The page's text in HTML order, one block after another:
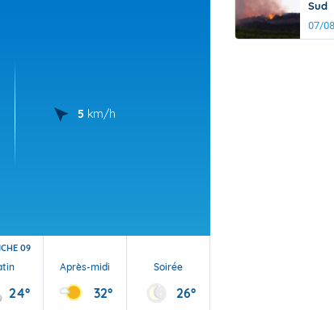
5 km/h
09
24°
Après-midi
32°
Soirée
26°
Sud
07/